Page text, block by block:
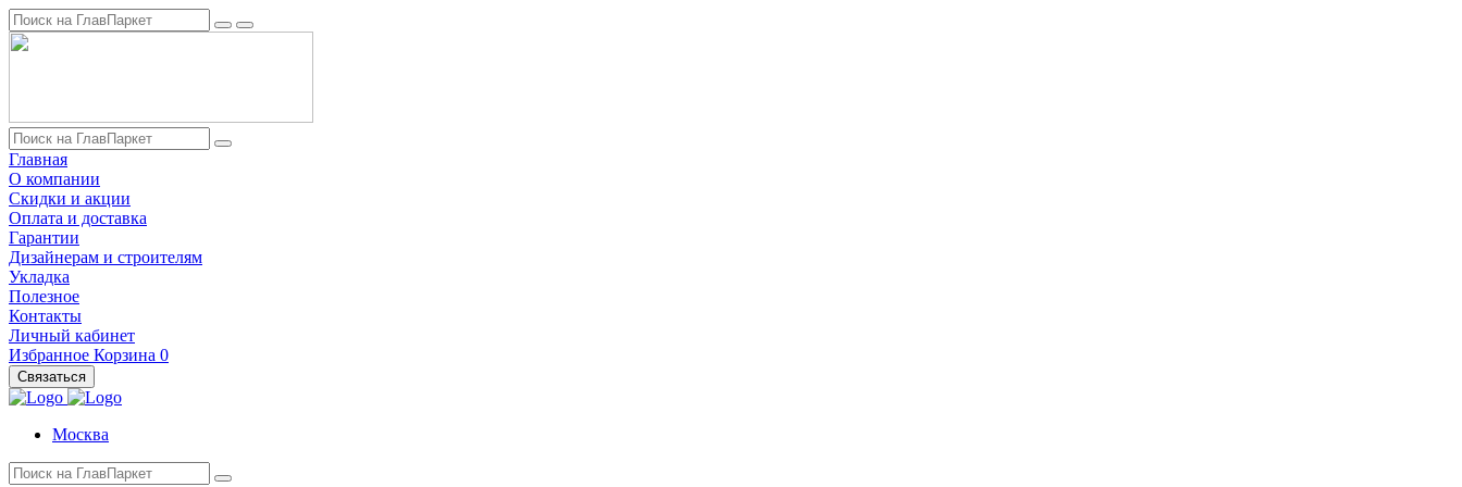
Главная
О компании
Скидки и акции
Оплата и доставка
Гарантии
Дизайнерам и строителям
Укладка
Полезное
Контакты
Личный кабинет
Избранное Корзина 0
Связаться
Москва